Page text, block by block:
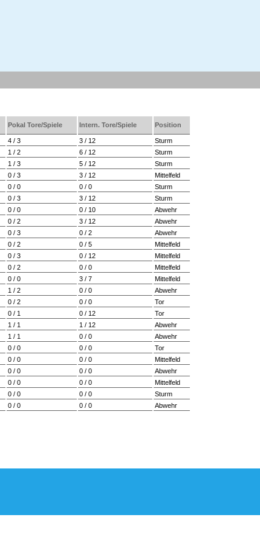
Pokal Tore/Spiele Intern. Tore/Spiele Position
4 / 3 3 / 12
Sturm
1 / 2 6 / 12
Sturm
1 / 3 5 / 12
Sturm
0 / 3 3 / 12
Mittelfeld
0 / 0 0 / 0
Sturm
0 / 3 3 / 12
Sturm
0 / 0 0 / 10
Abwehr
0 / 2 3 / 12
Abwehr
0 / 3 0 / 2
Abwehr
0 / 2 0 / 5
Mittelfeld
0 / 3 0 / 12
Mittelfeld
0 / 2 0 / 0
Mittelfeld
0 / 0 3 / 7
Mittelfeld
1 / 2 0 / 0
Abwehr
0 / 2 0 / 0
Tor
0 / 1 0 / 12
Tor
1 / 1 1 / 12
Abwehr
1 / 1 0 / 0
Abwehr
0 / 0 0 / 0
Tor
0 / 0 0 / 0
Mittelfeld
0 / 0 0 / 0
Abwehr
0 / 0 0 / 0
Mittelfeld
0 / 0 0 / 0
Sturm
0 / 0 0 / 0 Abwehr